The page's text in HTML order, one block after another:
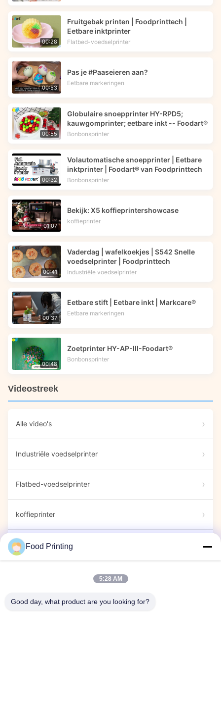
00:28
Fruitgebak printen | Foodprinttech |
Eetbare inktprinter
Flatbed-voedselprinter
00:53
Pas je #Paaseieren aan?
Eetbare markeringen
00:55
Globulaire snoepprinter HY-RPD5;
kauwgomprinter; eetbare inkt -- Foodart®
Bonbonsprinter
00:32
Volautomatische snoepprinter | Eetbare
inktprinter | Foodart® van Foodprinttech
Bonbonsprinter
01:07
Bekijk: X5 koffieprintershowcase
koffieprinter
00:41
Vaderdag | wafelkoekjes | S542 Snelle
voedselprinter | Foodprinttech
Industriële voedselprinter
00:37
Eetbare stift | Eetbare inkt | Markcare®
Eetbare markeringen
00:48
Zoetprinter HY-AP-III-Foodart®
Bonbonsprinter
Videostreek
Alle video's
Industriële voedselprinter
Flatbed-voedselprinter
koffieprinter
Eetbare markeringen
capsule printer
Food Printing
5:28 AM
Good day, what product are you looking for?